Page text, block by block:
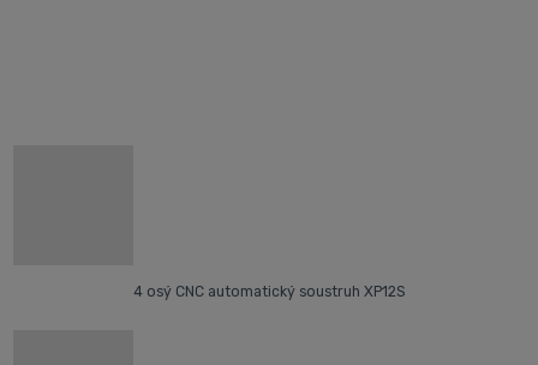
4 osý CNC automatický soustruh XP12S